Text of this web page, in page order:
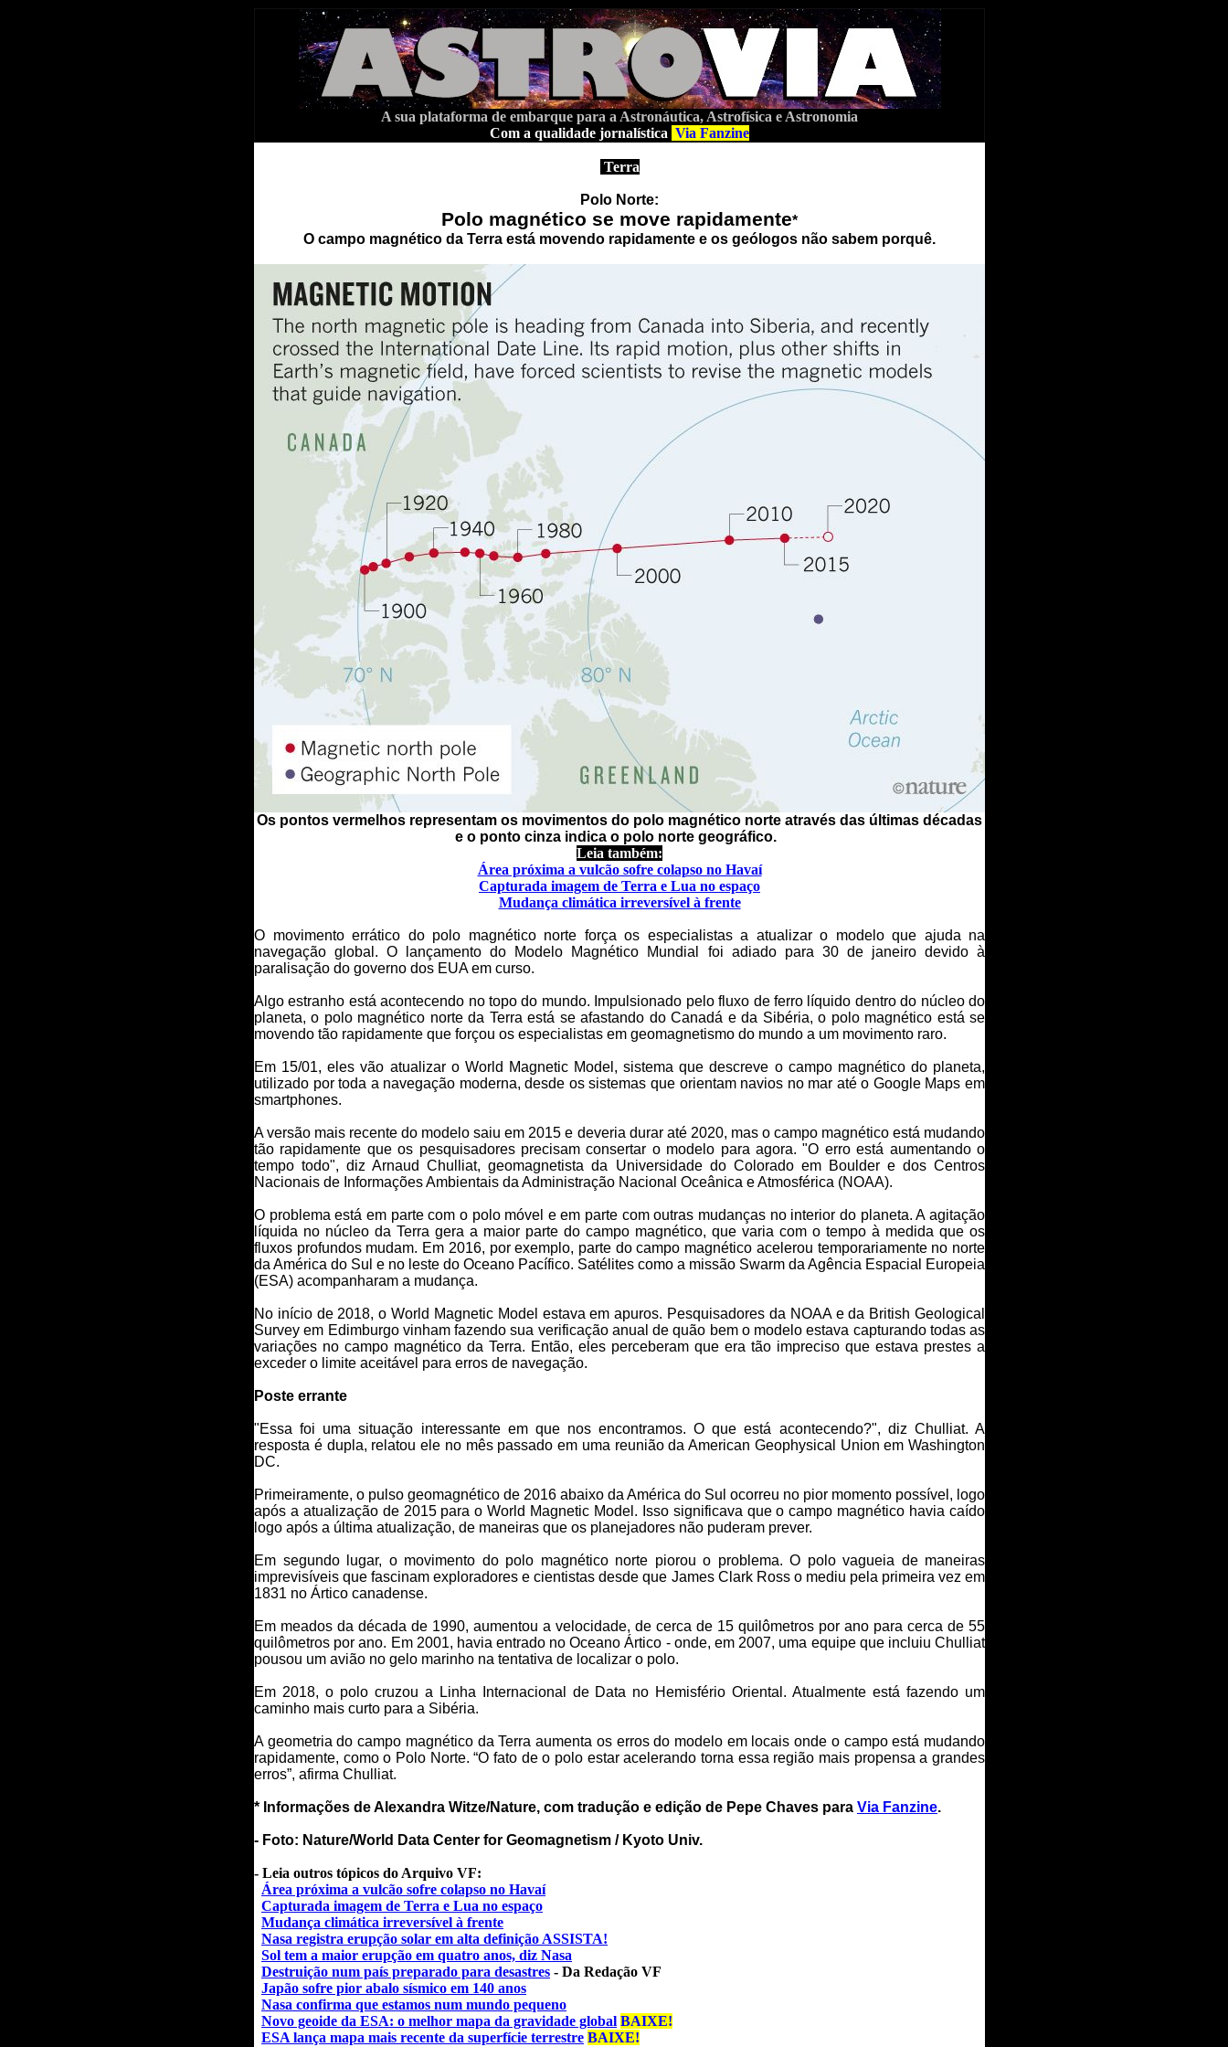
A sua plataforma de embarque para a Astronáutica, Astrofísica e Astronomia
Com a qualidade jornalística Via Fanzine
Terra
Polo Norte:
Polo magnético se move rapidamente*
O campo magnético da Terra está movendo rapidamente e os geólogos não sabem porquê.
Os pontos vermelhos representam os movimentos do polo magnético norte através das últimas décadas
e o ponto cinza indica o polo norte geográfico.
Leia também:
Área próxima a vulcão sofre colapso no Havaí
Capturada imagem de Terra e Lua no espaço
Mudança climática irreversível à frente
O movimento errático do polo magnético norte força os especialistas a atualizar o modelo que ajuda na
navegação global. O lançamento do Modelo Magnético Mundial foi adiado para 30 de janeiro devido à
paralisação do governo dos EUA em curso.
Algo estranho está acontecendo no topo do mundo. Impulsionado pelo fluxo de ferro líquido dentro do núcleo do
planeta, o polo magnético norte da Terra está se afastando do Canadá e da Sibéria, o polo magnético está se
movendo tão rapidamente que forçou os especialistas em geomagnetismo do mundo a um movimento raro.
Em 15/01, eles vão atualizar o World Magnetic Model, sistema que descreve o campo magnético do planeta,
utilizado por toda a navegação moderna, desde os sistemas que orientam navios no mar até o Google Maps em
smartphones.
A versão mais recente do modelo saiu em 2015 e deveria durar até 2020, mas o campo magnético está mudando
tão rapidamente que os pesquisadores precisam consertar o modelo para agora. "O erro está aumentando o
tempo todo", diz Arnaud Chulliat, geomagnetista da Universidade do Colorado em Boulder e dos Centros
Nacionais de Informações Ambientais da Administração Nacional Oceânica e Atmosférica (NOAA).
O problema está em parte com o polo móvel e em parte com outras mudanças no interior do planeta. A agitação
líquida no núcleo da Terra gera a maior parte do campo magnético, que varia com o tempo à medida que os
fluxos profundos mudam. Em 2016, por exemplo, parte do campo magnético acelerou temporariamente no norte
da América do Sul e no leste do Oceano Pacífico. Satélites como a missão Swarm da Agência Espacial Europeia
(ESA) acompanharam a mudança.
No início de 2018, o World Magnetic Model estava em apuros. Pesquisadores da NOAA e da British Geological
Survey em Edimburgo vinham fazendo sua verificação anual de quão bem o modelo estava capturando todas as
variações no campo magnético da Terra. Então, eles perceberam que era tão impreciso que estava prestes a
exceder o limite aceitável para erros de navegação.
Poste errante
"Essa foi uma situação interessante em que nos encontramos. O que está acontecendo?", diz Chulliat. A
resposta é dupla, relatou ele no mês passado em uma reunião da American Geophysical Union em Washington
DC.
Primeiramente, o pulso geomagnético de 2016 abaixo da América do Sul ocorreu no pior momento possível, logo
após a atualização de 2015 para o World Magnetic Model. Isso significava que o campo magnético havia caído
logo após a última atualização, de maneiras que os planejadores não puderam prever.
Em segundo lugar, o movimento do polo magnético norte piorou o problema. O polo vagueia de maneiras
imprevisíveis que fascinam exploradores e cientistas desde que James Clark Ross o mediu pela primeira vez em
1831 no Ártico canadense.
Em meados da década de 1990, aumentou a velocidade, de cerca de 15 quilômetros por ano para cerca de 55
quilômetros por ano. Em 2001, havia entrado no Oceano Ártico - onde, em 2007, uma equipe que incluiu Chulliat
pousou um avião no gelo marinho na tentativa de localizar o polo.
Em 2018, o polo cruzou a Linha Internacional de Data no Hemisfério Oriental. Atualmente está fazendo um
caminho mais curto para a Sibéria.
A geometria do campo magnético da Terra aumenta os erros do modelo em locais onde o campo está mudando
rapidamente, como o Polo Norte. “O fato de o polo estar acelerando torna essa região mais propensa a grandes
erros”, afirma Chulliat.
* Informações de Alexandra Witze/Nature, com tradução e edição de Pepe Chaves para Via Fanzine.
- Foto: Nature/World Data Center for Geomagnetism / Kyoto Univ.
- Leia outros tópicos do Arquivo VF:
Área próxima a vulcão sofre colapso no Havaí
Capturada imagem de Terra e Lua no espaço
Mudança climática irreversível à frente
Nasa registra erupção solar em alta definição ASSISTA!
Sol tem a maior erupção em quatro anos, diz Nasa
Destruição num país preparado para desastres - Da Redação VF
Japão sofre pior abalo sísmico em 140 anos
Nasa confirma que estamos num mundo pequeno
Novo geoide da ESA: o melhor mapa da gravidade global BAIXE!
ESA lança mapa mais recente da superfície terrestre BAIXE!